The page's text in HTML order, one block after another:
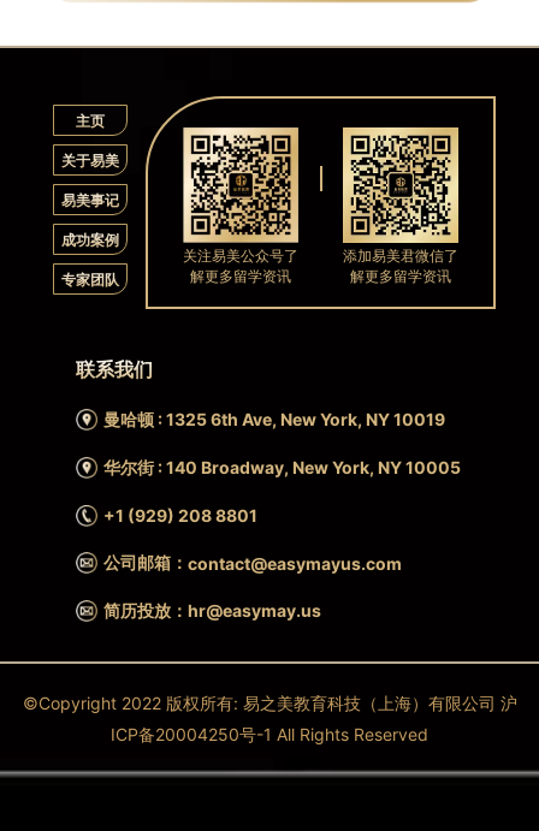
主页
关于易美
易美事记
成功案例
专家团队
联系我们
曼哈顿 : 1325 6th Ave, New York, NY 10019
华尔街 : 140 Broadway, New York, NY 10005
+1 (929) 208 8801
公司邮箱：contact@easymayus.com
简历投放：hr@easymay.us
关注易美公众号了
解更多留学资讯
添加易美君微信了
解更多留学资讯
©Copyright 2022 版权所有: 易之美教育科技（上海）有限公司 沪
ICP备20004250号-1 All Rights Reserved